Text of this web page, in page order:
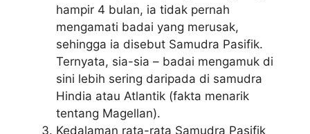
hampir 4 bulan, ia tidak pernah
mengamati badai yang merusak,
sehingga ia disebut Samudra Pasifik.
Ternyata, sia-sia – badai mengamuk di
sini lebih sering daripada di samudra
Hindia atau Atlantik (fakta menarik
tentang Magellan).
Kedalaman rata-rata Samudra Pasifik